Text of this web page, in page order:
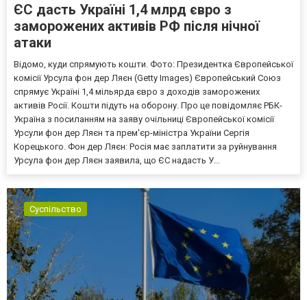
ЄС дасть Україні 1,4 млрд євро з
заморожених активів РФ після нічної
атаки
Відомо, куди спрямують кошти. Фото: Президентка Європейської
комісії Урсула фон дер Ляєн (Getty Images) Європейський Союз
спрямує Україні 1,4 мільярда євро з доходів заморожених
активів Росії. Кошти підуть на оборону. Про це повідомляє РБК-
Україна з посиланням на заяву очільниці Європейської комісії
Урсули фон дер Ляєн та прем'єр-міністра України Сергія
Корецького. Фон дер Ляєн: Росія має заплатити за руйнування
Урсула фон дер Ляєн заявила, що ЄС надасть У...
Суспільство